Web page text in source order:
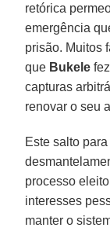
retórica
emergência
prisão. Muitos
que Bukele
capturas
renovar o seu
Este salto
processo
interesses
manter o